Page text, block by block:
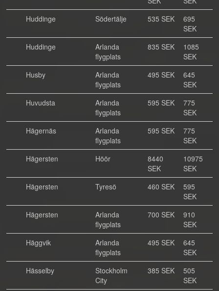
Huddinge
Södertälje 535 SEK
695
SEK
Huddinge
Arlanda
flygplats
835 SEK
1085
SEK
Husby
Arlanda
flygplats
495 SEK
645
SEK
Huvudsta
Arlanda
flygplats
595 SEK
775
SEK
Hägernäs
Arlanda
flygplats
595 SEK
775
SEK
Hägersten
Höör
8440
SEK
10975
SEK
Hägersten
Tyresö 460 SEK
595
SEK
Hägersten
Arlanda
flygplats
700 SEK
910
SEK
Häggvik
Arlanda
flygplats
495 SEK
645
SEK
Hässelby
Stockholm
City
385 SEK
505
SEK